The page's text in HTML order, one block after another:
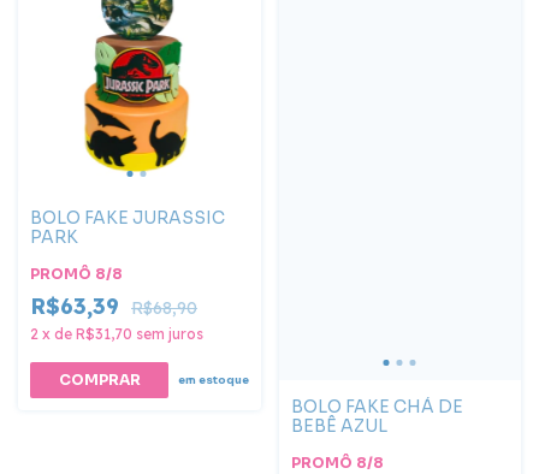
BOLO FAKE JURASSIC
PARK
PROMÔ 8/8
R$63,39 R$68,90
2 x de R$31,70 sem juros
COMPRAR em estoque
BOLO FAKE CHÁ DE
BEBÊ AZUL
PROMÔ 8/8